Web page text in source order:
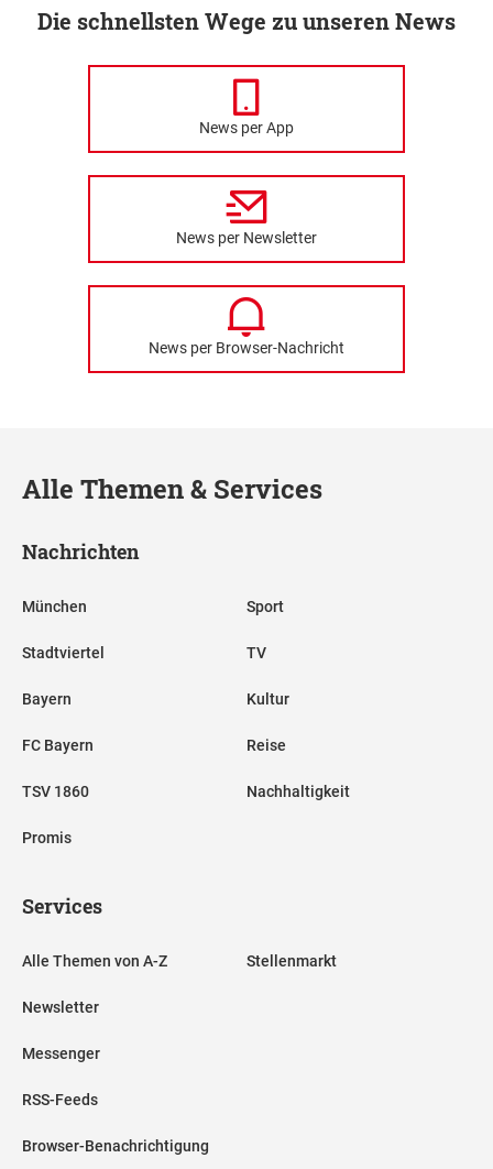
Die schnellsten Wege zu unseren News
News per App
News per Newsletter
News per Browser-Nachricht
Alle Themen & Services
Nachrichten
München
Stadtviertel
Bayern
FC Bayern
TSV 1860
Promis
Sport
TV
Kultur
Reise
Nachhaltigkeit
Services
Alle Themen von A-Z
Newsletter
Messenger
RSS-Feeds
Browser-Benachrichtigung
Stellenmarkt